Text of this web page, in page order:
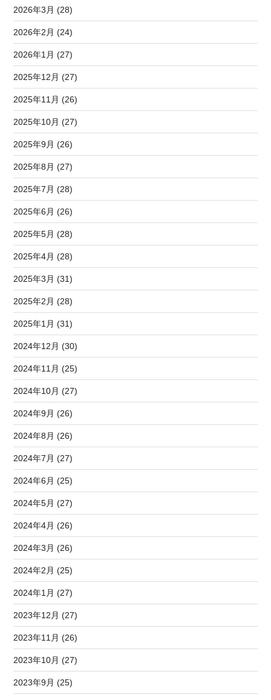
2026年3月 (28)
2026年2月 (24)
2026年1月 (27)
2025年12月 (27)
2025年11月 (26)
2025年10月 (27)
2025年9月 (26)
2025年8月 (27)
2025年7月 (28)
2025年6月 (26)
2025年5月 (28)
2025年4月 (28)
2025年3月 (31)
2025年2月 (28)
2025年1月 (31)
2024年12月 (30)
2024年11月 (25)
2024年10月 (27)
2024年9月 (26)
2024年8月 (26)
2024年7月 (27)
2024年6月 (25)
2024年5月 (27)
2024年4月 (26)
2024年3月 (26)
2024年2月 (25)
2024年1月 (27)
2023年12月 (27)
2023年11月 (26)
2023年10月 (27)
2023年9月 (25)